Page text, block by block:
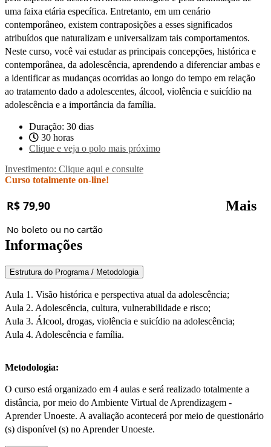
uma faixa etária específica. Entretanto, em um cenário
contemporâneo, existem contraposições a esses significados
atribuídos que naturalizam e universalizam tais comportamentos.
Neste curso, você vai estudar as principais concepções, histórica e
contemporânea, da adolescência, aprendendo a diferenciar ambas e
a identificar as mudanças ocorridas ao longo do tempo em relação
ao tratamento dado a adolescentes, álcool, violência e suicídio na
adolescência e a importância da família.
Duração: 30 dias
30 horas
Clique e veja o polo mais próximo
Investimento: Clique aqui e consulte
Curso totalmente on-line!
R$ 79,90
No boleto ou no cartão
Mais
Informações
Estrutura do Programa / Metodologia
Aula 1. Visão histórica e perspectiva atual da adolescência;
Aula 2. Adolescência, cultura, vulnerabilidade e risco;
Aula 3. Álcool, drogas, violência e suicídio na adolescência;
Aula 4. Adolescência e família.
Metodologia:
O curso está organizado em 4 aulas e será realizado totalmente a
distância, por meio do Ambiente Virtual de Aprendizagem -
Aprender Unoeste. A avaliação acontecerá por meio de questionário
(s) disponível (s) no Aprender Unoeste.